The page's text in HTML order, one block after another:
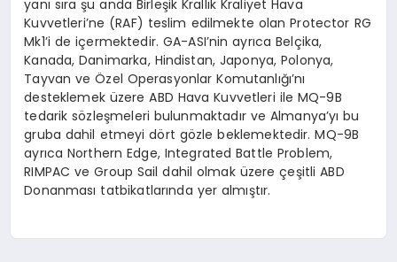
yanı sıra şu anda Birleşik Krallık Kraliyet Hava
Kuvvetleri’ne (RAF) teslim edilmekte olanProtector RG
Mk1’i de içermektedir. GA-ASI’nin ayrıca Belçika,
Kanada, Danimarka, Hindistan, Japonya, Polonya,
Tayvan ve Özel Operasyonlar Komutanlığı’nı
desteklemek üzere ABD Hava Kuvvetleri ile MQ-9B
tedarik sözleşmeleri bulunmaktadır ve Almanya’yıbu
gruba dahil etmeyi dört gözle beklemektedir. MQ-9B
ayrıcaNorthern Edge, Integrated Battle Problem,
RIMPAC veGroup Sail dahil olmak üzere çeşitli ABD
Donanması tatbikatlarında yer almıştır.